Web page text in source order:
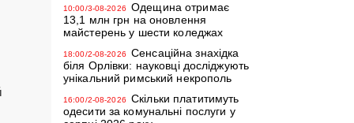
10:00/3-08-2026
Одещина отримає
13,1 млн грн на оновлення
майстерень у шести коледжах
18:00/2-08-2026
Сенсаційна знахідка
біля Орлівки: науковці досліджують
унікальний римський некрополь
16:00/2-08-2026
Скільки платитимуть
одесити за комунальні послуги у